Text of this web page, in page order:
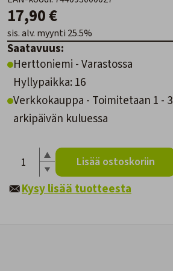
17,90 €
sis. alv. myynti 25.5%
Saatavuus:
Herttoniemi - Varastossa
Hyllypaikka: 16
Verkkokauppa - Toimitetaan 1 - 3
arkipäivän kuluessa
Lisää ostoskoriin
Kysy lisää tuotteesta